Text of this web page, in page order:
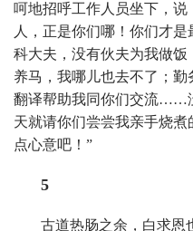
呵地招呼工作人员坐下，说
人，正是你们哪！你们才
科大夫，没有伙夫为我做
养马，我哪儿也去不了；勤
翻译帮助我同你们交流……
天就请你们尝尝我亲手烧
点心意吧！”
5
古道热肠之余，白求恩